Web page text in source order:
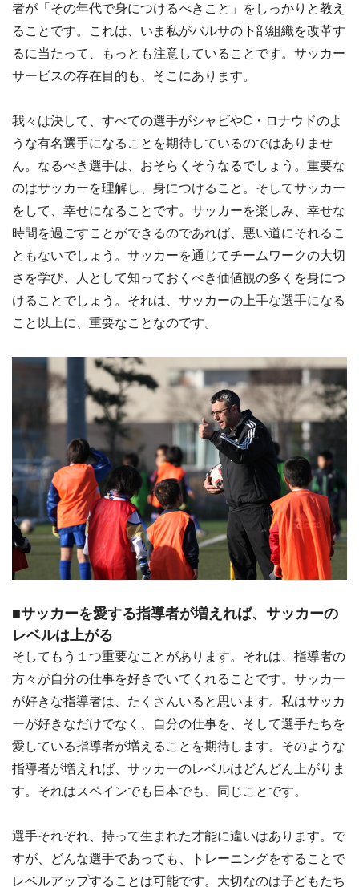
者が「その年代で身につけるべきこと」をしっかりと教え
ることです。これは、いま私がバルサの下部組織を改革す
るに当たって、もっとも注意していることです。サッカー
サービスの存在目的も、そこにあります。
我々は決して、すべての選手がシャビやC・ロナウドのよ
うな有名選手になることを期待しているのではありませ
ん。なるべき選手は、おそらくそうなるでしょう。重要な
のはサッカーを理解し、身につけること。そしてサッカー
をして、幸せになることです。サッカーを楽しみ、幸せな
時間を過ごすことができるのであれば、悪い道にそれるこ
ともないでしょう。サッカーを通じてチームワークの大切
さを学び、人として知っておくべき価値観の多くを身につ
けることでしょう。それは、サッカーの上手な選手になる
こと以上に、重要なことなのです。
■サッカーを愛する指導者が増えれば、サッカーの
レベルは上がる
そしてもう１つ重要なことがあります。それは、指導者の
方々が自分の仕事を好きでいてくれることです。サッカー
が好きな指導者は、たくさんいると思います。私はサッカ
ーが好きなだけでなく、自分の仕事を、そして選手たちを
愛している指導者が増えることを期待します。そのような
指導者が増えれば、サッカーのレベルはどんどん上がりま
す。それはスペインでも日本でも、同じことです。
選手それぞれ、持って生まれた才能に違いはあります。で
すが、どんな選手であっても、トレーニングをすることで
レベルアップすることは可能です。大切なのは子どもたち